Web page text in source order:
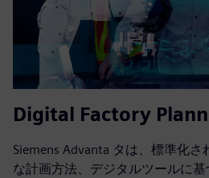
Digital Factory
Siemens Advanta タは、標準化
な計画方法、デジタルツールに